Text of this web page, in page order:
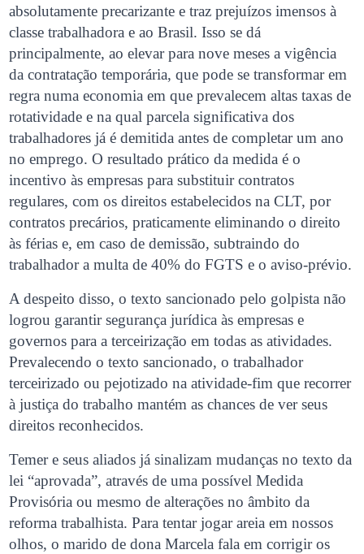
absolutamente precarizante e traz prejuízos imensos à
classe trabalhadora e ao Brasil. Isso se dá
principalmente, ao elevar para nove meses a vigência
da contratação temporária, que pode se transformar em
regra numa economia em que prevalecem altas taxas de
rotatividade e na qual parcela significativa dos
trabalhadores já é demitida antes de completar um ano
no emprego. O resultado prático da medida é o
incentivo às empresas para substituir contratos
regulares, com os direitos estabelecidos na CLT, por
contratos precários, praticamente eliminando o direito
às férias e, em caso de demissão, subtraindo do
trabalhador a multa de 40% do FGTS e o aviso-prévio.
A despeito disso, o texto sancionado pelo golpista não
logrou garantir segurança jurídica às empresas e
governos para a terceirização em todas as atividades.
Prevalecendo o texto sancionado, o trabalhador
terceirizado ou pejotizado na atividade-fim que recorrer
à justiça do trabalho mantém as chances de ver seus
direitos reconhecidos.
Temer e seus aliados já sinalizam mudanças no texto da
lei “aprovada”, através de uma possível Medida
Provisória ou mesmo de alterações no âmbito da
reforma trabalhista. Para tentar jogar areia em nossos
olhos, o marido de dona Marcela fala em corrigir os